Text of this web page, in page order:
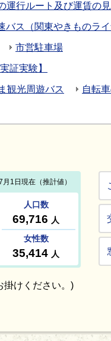
運行ルート及び運賃の
バス（関東やきものライ
市営駐車場
証実験】
観光周遊バス 自転
掛けください。)